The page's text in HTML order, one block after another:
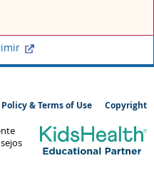
& Terms of Use Copyright